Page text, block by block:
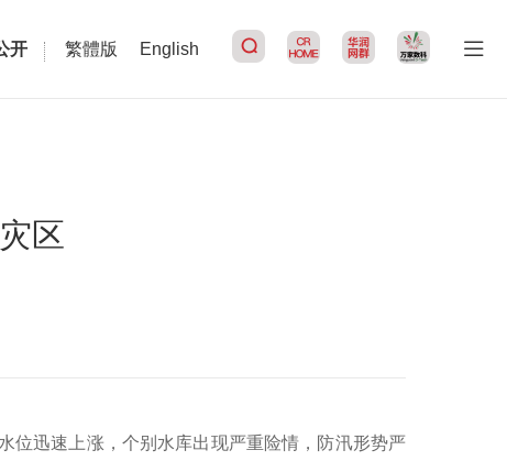
开 繁體版 English
区
位迅速上涨，个别水库出现严重险情，防汛形势严